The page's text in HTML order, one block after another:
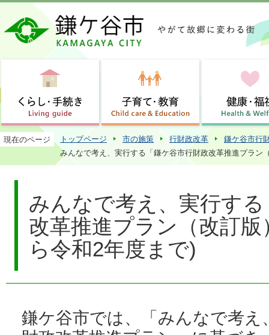
この
現在のページ トップページ 市の施策 行財政改革
鎌ケ谷市行
みんなで考え、実行する「鎌ケ谷市行財政改革推進プラン
みんなで考え、実行す
改革推進プラン（改訂
ら令和2年度まで)
鎌ケ谷市では、「みんなで考